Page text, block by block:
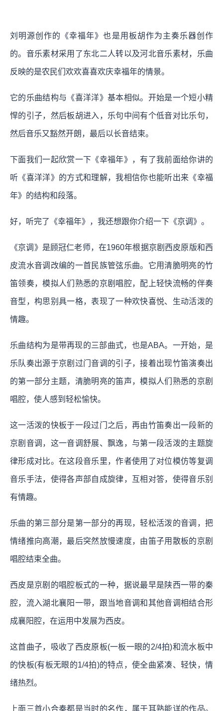
刘明源创作的《幸福年》也是用板胡作为主奏乐器创作
的。音乐素材采用了东北二人转以及河北音乐素材，乐曲
反映的是农民们欢欢喜喜欢庆幸福年的情景。
它的乐曲结构与《喜洋洋》基本相似。开始是一个短小精
悍的引子，然后板胡进入，乐句中间有个低音对比乐句，
然后音乐又豁然开朗，最后以长音结束。
下面我们一起欣赏一下《幸福年》，有了我前面给你讲的
听《喜洋洋》的方式和理解，我相信你也能听出来《幸福
年》的结构和段落。
好，听完了《幸福年》，我还想跟你介绍一下《京调》。
《京调》是顾冠仁老师，在1960年根据京剧西皮原版和西
皮流水音调改编的一首民族管弦乐曲。它用清脆明亮的竹
笛领奏，模拟人们熟悉的京剧唱腔，配上轻快流畅的伴奏
音型，构思别具一格，表现了一种欢快喜悦、生动活泼的
情趣。
乐曲结构为是带再现的三部曲式，也是ABA。一开始，是
乐队奏出源于京剧过门音调的引子，接着出现竹笛演奏出
的第一部分主题，清脆明亮的笛声，模拟人们熟悉的京剧
唱腔，使人感到轻松愉快。
这一活泼的快板于一段过门之后，再由竹笛奏出一段新的
京剧音调，这一音调舒展、飘逸，与第一段活泼的主题旋
律形成对比。在这段音乐里，作者使用了对位模仿等复调
音乐手法，使得各声部自成旋律，互相对答，使得音乐别
有情趣。
乐曲的第三部分是第一部分的再现，轻松活泼的音调，把
情绪推向高潮，最后突然放慢速度，由笛子用散板的京剧
唱腔结束全曲。
西皮是京剧的唱腔板式的一种，据说最早是陕西一带的秦
腔，流入湖北襄阳一带，跟当地音调和其他音调相结合形
成襄阳腔，在运用中发展为西皮。
这首曲子，吸收了西皮原板(一板一眼的2/4拍)和流水板中
的快板(有板无眼的1/4拍)的特点，使全曲紧凑、轻快，情
绪热烈。
上面三首小合奏都是当时的名作，属于耳熟能详的作品。